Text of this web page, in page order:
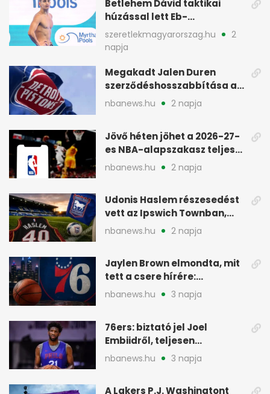
Betlehem Dávid taktikai
húzással lett Eb-
aranyérmes Párizsban
szeretlekmagyarorszag.hu
2
napja
Megakadt Jalen Duren
szerződéshosszabbítása a
Detroit Pistonsnál
nbanews.hu 2 napja
Jövő héten jöhet a 2026-27-
es NBA-alapszakasz teljes
menetrendje
nbanews.hu 2 napja
Udonis Haslem részesedést
vett az Ipswich Townban,
Premier League-szereplés
nbanews.hu 2 napja
Jaylen Brown elmondta, mit
tett a csere hírére:
elhajította a telefonját
nbanews.hu 3 napja
76ers: biztató jel Joel
Embiidről, teljesen
egészségesen készül
nbanews.hu 3 napja
A Lakers P.J. Washingtont